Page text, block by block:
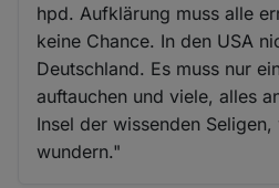
hpd. Aufklärung muss alle
keine Chance. In den USA
Deutschland. Es muss nur
auftauchen und viele, alles
Insel der wissenden
wundern."